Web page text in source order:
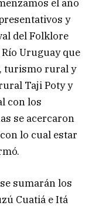
el año
y
del Folklore
Uruguay que
turismo rural y
Taji Poty y
con los
se acercaron
lo cual estar
sumarán los
Cuatiá e Itá